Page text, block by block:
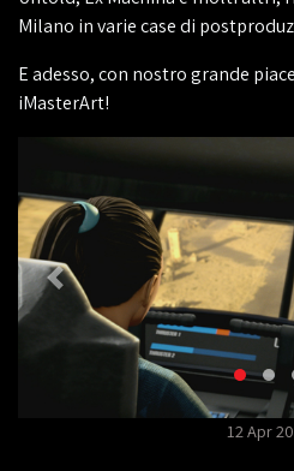
Milano in varie case di
E adesso, con nostro grande
iMasterArt!
12 Apr